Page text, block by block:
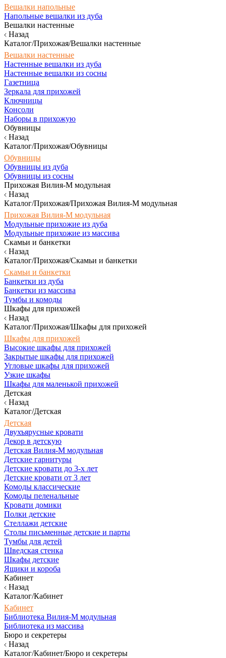
Вешалки напольные
Напольные вешалки из дуба
Вешалки настенные
Назад
Каталог/Прихожая/Вешалки настенные
Вешалки настенные
Настенные вешалки из дуба
Настенные вешалки из сосны
Газетница
Зеркала для прихожей
Ключницы
Консоли
Наборы в прихожую
Обувницы
Назад
Каталог/Прихожая/Обувницы
Обувницы
Обувницы из дуба
Обувницы из сосны
Прихожая Вилия-М модульная
Назад
Каталог/Прихожая/Прихожая Вилия-М модульная
Прихожая Вилия-М модульная
Модульные прихожие из дуба
Модульные прихожие из массива
Скамьи и банкетки
Назад
Каталог/Прихожая/Скамьи и банкетки
Скамьи и банкетки
Банкетки из дуба
Банкетки из массива
Тумбы и комоды
Шкафы для прихожей
Назад
Каталог/Прихожая/Шкафы для прихожей
Шкафы для прихожей
Высокие шкафы для прихожей
Закрытые шкафы для прихожей
Угловые шкафы для прихожей
Узкие шкафы
Шкафы для маленькой прихожей
Детская
Назад
Каталог/Детская
Детская
Двухъярусные кровати
Декор в детскую
Детская Вилия-М модульная
Детские гарнитуры
Детские кровати до 3-х лет
Детские кровати от 3 лет
Комоды классические
Комоды пеленальные
Кровати домики
Полки детские
Стеллажи детские
Столы письменные детские и парты
Тумбы для детей
Шведская стенка
Шкафы детские
Ящики и короба
Кабинет
Назад
Каталог/Кабинет
Кабинет
Библиотека Вилия-М модульная
Библиотека из массива
Бюро и секретеры
Назад
Каталог/Кабинет/Бюро и секретеры